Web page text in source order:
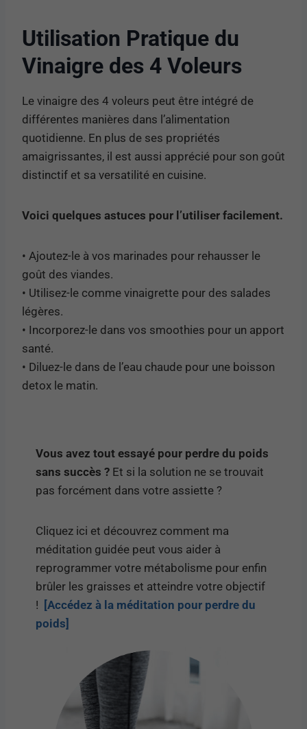
Utilisation Pratique du
Vinaigre des 4 Voleurs
Le vinaigre des 4 voleurs peut être intégré de
différentes manières dans l’alimentation
quotidienne. En plus de ses propriétés
amaigrissantes, il est aussi apprécié pour son goût
distinctif et sa versatilité en cuisine.
Voici quelques astuces pour l’utiliser facilement.
• Ajoutez-le à vos marinades pour rehausser le
goût des viandes.
• Utilisez-le comme vinaigrette pour des salades
légères.
• Incorporez-le dans vos smoothies pour un apport
santé.
• Diluez-le dans de l’eau chaude pour une boisson
detox le matin.
Vous avez tout essayé pour perdre du poids
sans succès ? Et si la solution ne se trouvait
pas forcément dans votre assiette ?
Cliquez ici et découvrez comment ma
méditation guidée peut vous aider à
reprogrammer votre métabolisme pour enfin
brûler les graisses et atteindre votre objectif
! [Accédez à la méditation pour perdre du
poids]